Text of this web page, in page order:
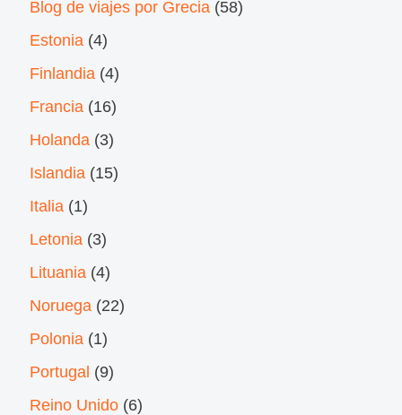
Blog de viajes por Grecia (58)
Estonia (4)
Finlandia (4)
Francia (16)
Holanda (3)
Islandia (15)
Italia (1)
Letonia (3)
Lituania (4)
Noruega (22)
Polonia (1)
Portugal (9)
Reino Unido (6)